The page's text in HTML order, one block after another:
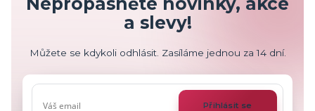
a slevy!
Můžete se kdykoli odhlásit. Zasíláme jednou za 14 dní.
Přihlásit se